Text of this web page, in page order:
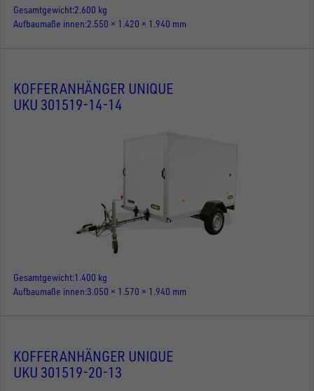
Gesamtgewicht 2.600 kg
Aufbaumaße innen 2.550 × 1.420 × 1.940 mm
KOFFERANHÄNGER UNIQUE
UKU 301519-14-14
Gesamtgewicht 1.400 kg
Aufbaumaße innen 3.050 × 1.570 × 1.940 mm
KOFFERANHÄNGER UNIQUE
UKU 301519-20-13